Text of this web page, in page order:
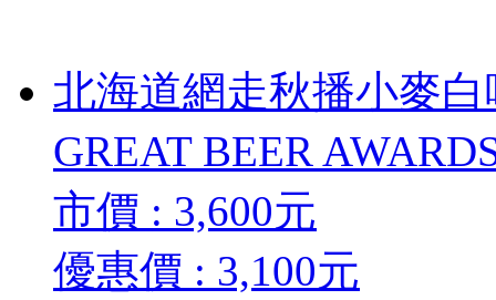
北海道網走秋播小麥
GREAT BEER
市價 : 3,600元
優惠價 : 3,100元